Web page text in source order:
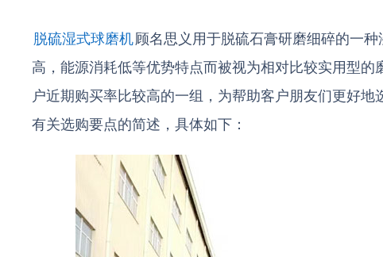
脱硫湿式球磨机顾名思义用于脱硫石膏研磨细碎的一
高，能源消耗低等优势特点而被视为相对比较实用型
户近期购买率比较高的一组，为帮助客户朋友们更好
有关选购要点的简述，具体如下：